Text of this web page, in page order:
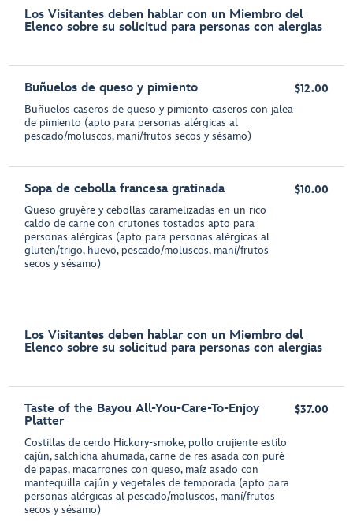
Los Visitantes deben hablar con un Miembro del
Elenco sobre su solicitud para personas con alergias
Buñuelos de queso y pimiento
Buñuelos caseros de queso y pimiento caseros con jalea
de pimiento (apto para personas alérgicas al
pescado/moluscos, maní/frutos secos y sésamo)
$12.00
Sopa de cebolla francesa gratinada
Queso gruyère y cebollas caramelizadas en un rico
caldo de carne con crutones tostados apto para
personas alérgicas (apto para personas alérgicas al
gluten/trigo, huevo, pescado/moluscos, maní/frutos
secos y sésamo)
$10.00
Los Visitantes deben hablar con un Miembro del
Elenco sobre su solicitud para personas con alergias
Taste of the Bayou All-You-Care-To-Enjoy
Platter
Costillas de cerdo Hickory-smoke, pollo crujiente estilo
cajún, salchicha ahumada, carne de res asada con puré
de papas, macarrones con queso, maíz asado con
mantequilla cajún y vegetales de temporada (apto para
personas alérgicas al pescado/moluscos, maní/frutos
secos y sésamo)
$37.00